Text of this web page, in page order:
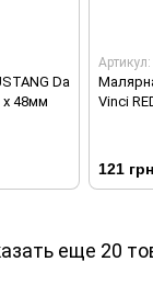
Da
х 48мм
Vinci
121 грн
еще 20